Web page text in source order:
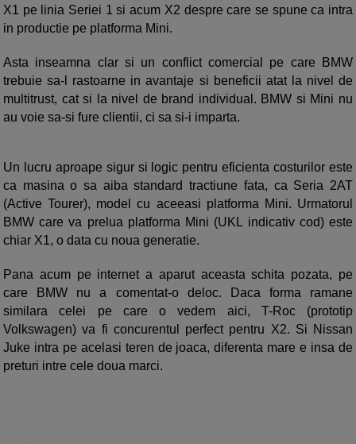
X1 pe linia Seriei 1 si acum X2 despre care se spune ca intra
in productie pe platforma Mini.
Asta inseamna clar si un conflict comercial pe care BMW
trebuie sa-l rastoarne in avantaje si beneficii atat la nivel de
multitrust, cat si la nivel de brand individual. BMW si Mini nu
au voie sa-si fure clientii, ci sa si-i imparta.
Un lucru aproape sigur si logic pentru eficienta costurilor este
ca masina o sa aiba standard tractiune fata, ca Seria 2AT
(Active Tourer), model cu aceeasi platforma Mini. Urmatorul
BMW care va prelua platforma Mini (UKL indicativ cod) este
chiar X1, o data cu noua generatie.
Pana acum pe internet a aparut aceasta schita pozata, pe
care BMW nu a comentat-o deloc. Daca forma ramane
similara celei pe care o vedem aici, T-Roc (prototip
Volkswagen) va fi concurentul perfect pentru X2. Si Nissan
Juke intra pe acelasi teren de joaca, diferenta mare e insa de
preturi intre cele doua marci.